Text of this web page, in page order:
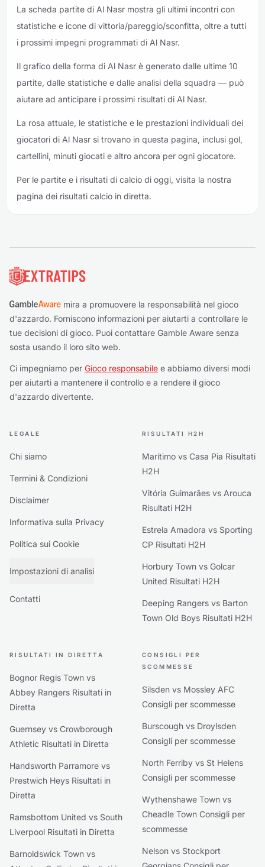
La scheda partite di Al Nasr mostra gli ultimi incontri con
statistiche e icone di vittoria/pareggio/sconfitta, oltre a tutti
i prossimi impegni programmati di Al Nasr.
Il grafico della forma di Al Nasr è generato dalle ultime 10
partite, dalle statistiche e dalle analisi della squadra — può
aiutare ad anticipare i prossimi risultati di Al Nasr.
La rosa attuale, le statistiche e le prestazioni individuali dei
giocatori di Al Nasr si trovano in questa pagina, inclusi gol,
cartellini, minuti giocati e altro ancora per ogni giocatore.
Per le partite e i risultati di calcio di oggi, visita la nostra
pagina dei risultati calcio in diretta.
mira a promuovere la responsabilità nel gioco
d'azzardo. Forniscono informazioni per aiutarti a controllare le
tue decisioni di gioco. Puoi contattare Gamble Aware senza
sosta usando il loro sito web.
Ci impegniamo per Gioco responsabile e abbiamo diversi modi
per aiutarti a mantenere il controllo e a rendere il gioco
d'azzardo divertente.
LEGALE
Chi siamo
Termini & Condizioni
Disclaimer
Informativa sulla Privacy
Politica sui Cookie
Impostazioni di analisi
Contatti
RISULTATI H2H
Marítimo vs Casa Pia Risultati
H2H
Vitória Guimarães vs Arouca
Risultati H2H
Estrela Amadora vs Sporting
CP Risultati H2H
Horbury Town vs Golcar
United Risultati H2H
Deeping Rangers vs Barton
Town Old Boys Risultati H2H
RISULTATI IN DIRETTA
Bognor Regis Town vs
Abbey Rangers Risultati in
Diretta
Guernsey vs Crowborough
Athletic Risultati in Diretta
Handsworth Parramore vs
Prestwich Heys Risultati in
Diretta
Ramsbottom United vs South
Liverpool Risultati in Diretta
Barnoldswick Town vs
CONSIGLI PER
SCOMMESSE
Silsden vs Mossley AFC
Consigli per scommesse
Burscough vs Droylsden
Consigli per scommesse
North Ferriby vs St Helens
Consigli per scommesse
Wythenshawe Town vs
Cheadle Town Consigli per
scommesse
Nelson vs Stockport